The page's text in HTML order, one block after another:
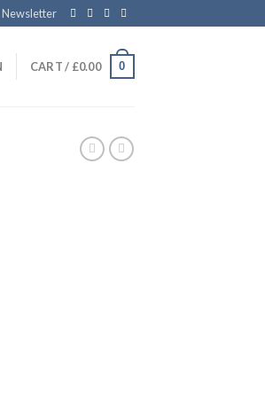
Newsletter
CART / £0.00 0